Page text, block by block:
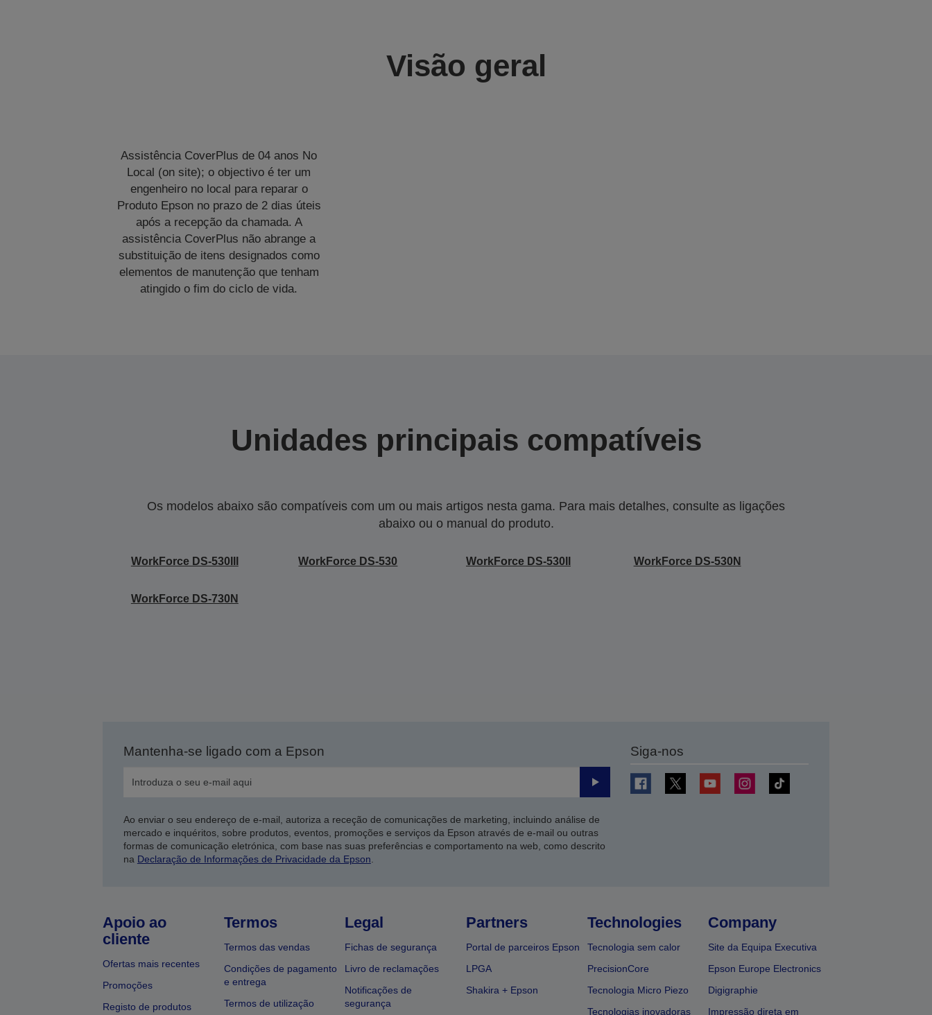
Visão geral
Assistência CoverPlus de 04 anos No
Local (on site); o objectivo é ter um
engenheiro no local para reparar o
Produto Epson no prazo de 2 dias úteis
após a recepção da chamada. A
assistência CoverPlus não abrange a
substituição de itens designados como
elementos de manutenção que tenham
atingido o fim do ciclo de vida.
Unidades principais compatíveis
Os modelos abaixo são compatíveis com um ou mais artigos nesta gama. Para mais detalhes, consulte as ligações
abaixo ou o manual do produto.
WorkForce DS-530III WorkForce DS-530 WorkForce DS-530II WorkForce DS-530N
WorkForce DS-730N
Mantenha-se ligado com a Epson
Enviar
Ao enviar o seu endereço de e-mail, autoriza a receção de comunicações de marketing, incluindo análise de
mercado e inquéritos, sobre produtos, eventos, promoções e serviços da Epson através de e-mail ou outras
formas de comunicação eletrónica, com base nas suas preferências e comportamento na web, como descrito
na Declaração de Informações de Privacidade da Epson
Siga-nos
Apoio ao
cliente
Ofertas mais recentes
Promoções
Registo de produtos
Termos
Termos das vendas
Condições de pagamento
e entrega
Termos de utilização
Legal
Fichas de segurança
Livro de reclamações
Notificações de
segurança
Partners
Portal de parceiros Epson
LPGA
Shakira + Epson
Technologies
Tecnologia sem calor
PrecisionCore
Tecnologia Micro Piezo
Tecnologias inovadoras
Company
Site da Equipa Executiva
Epson Europe Electronics
Digigraphie
Impressão direta em